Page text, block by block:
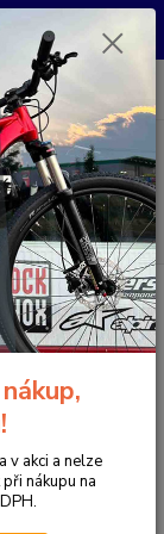
zavolejte dopředu.
Menu
Hledat
zboží)
v akci a nelze
nákupu na